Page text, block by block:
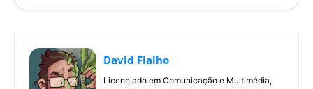
David Fialho
Licenciado em Comunicação e Multimédia,